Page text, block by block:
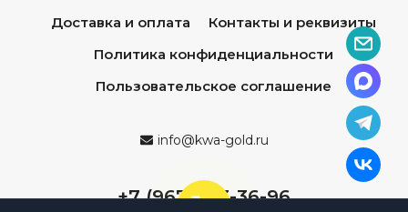
Доставка и оплата
Контакты и реквизиты
Политика конфиденциальности
Пользовательское соглашение
info@kwa-gold.ru
+7 (967) 013-36-96